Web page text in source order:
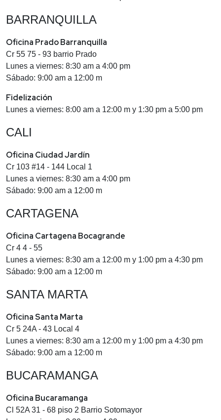
BARRANQUILLA
Oficina Prado Barranquilla
Cr 55 75 - 93 barrio Prado
Lunes a viernes: 8:30 am a 4:00 pm
Sábado: 9:00 am a 12:00 m
Fidelización
Lunes a viernes: 8:00 am a 12:00 m y 1:30 pm a 5:00 pm
CALI
Oficina Ciudad Jardín
Cr 103 #14 - 144 Local 1
Lunes a viernes: 8:30 am a 4:00 pm
Sábado: 9:00 am a 12:00 m
CARTAGENA
Oficina Cartagena Bocagrande
Cr 4 4 - 55
Lunes a viernes: 8:30 am a 12:00 m y 1:00 pm a 4:30 pm
Sábado: 9:00 am a 12:00 m
SANTA MARTA
Oficina Santa Marta
Cr 5 24A - 43 Local 4
Lunes a viernes: 8:30 am a 12:00 m y 1:00 pm a 4:30 pm
Sábado: 9:00 am a 12:00 m
BUCARAMANGA
Oficina Bucaramanga
Cl 52A 31 - 68 piso 2 Barrio Sotomayor